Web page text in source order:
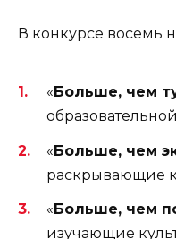
В конкурсе восемь
« Больше, чем
«Больше, чем
раскрывающие
«Больше, чем
изучающие